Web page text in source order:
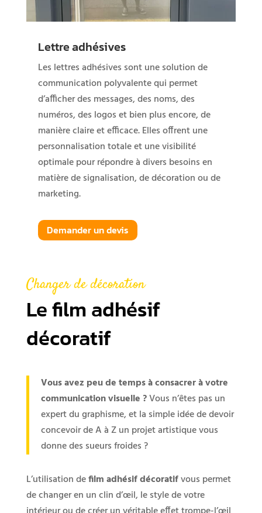
Lettre adhésives
Les lettres adhésives sont une solution de
communication polyvalente qui permet
d’afficher des messages, des noms, des
numéros, des logos et bien plus encore, de
manière claire et efficace. Elles offrent une
personnalisation totale et une visibilité
optimale pour répondre à divers besoins en
matière de signalisation, de décoration ou de
marketing.
Demander un devis
Changer de décoration
Le film adhésif
décoratif
Vous avez peu de temps à consacrer à votre
communication visuelle ?Vous n’êtes pas un
expert du graphisme, et la simple idée de devoir
concevoir de A à Z un projet artistique vous
donne des sueurs froides ?
L’utilisation defilmadhésif décoratifvous permet
de changer en un clin d’œil, le style de votre